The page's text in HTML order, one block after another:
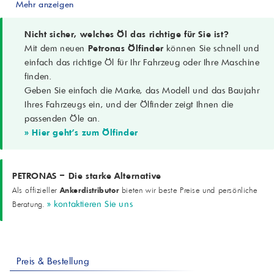
0,853 g/cm³
Viskosität bei 40 °C (ASTM D445)
Viskosität bei 100 °C (ASTM D445)
5,6 cSt
Viskositätsindex (ASTM D2270)
Flammpunkt COC (ASTM D92)
Pourpoint (ASTM D97)
-33 °C
Gesamtsäurezahl (ASTM D664)
0,05 mgKOH/g
FZG, Schadenskraftstufe (ISO 14635-1)
Wasserabscheidevermögen 40/37/3 (ASTM D1401)
5 min
Schaumverhalten Seq. I/II/III (ASTM D892)
0/0 – 0/0 – 0/0 ml
Mehr anzeigen
Nicht sicher, welches Öl das richtige für Sie ist?
Mit dem neuen Petronas Ölfinder können Sie schnell und
einfach das richtige Öl für Ihr Fahrzeug oder Ihre Maschine
finden.
Geben Sie einfach die Marke, das Modell und das Baujahr
Ihres Fahrzeugs ein, und der Ölfinder zeigt Ihnen die
passenden Öle an.
» Hier geht's zum Ölfinder
PETRONAS – Die starke Alternative
Als offiziellerAnkerdistributorbieten wir beste Preise und persönliche
Beratung. » kontaktieren Sie uns
Preis & Bestellung